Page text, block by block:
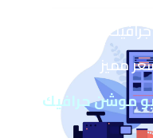
مميز
موشن جرافيك